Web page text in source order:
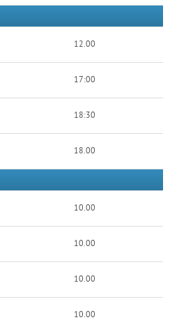
12.00
17:00
18:30
18.00
10.00
10.00
10.00
10.00